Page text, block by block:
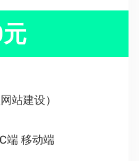
站建设）
端 移动端